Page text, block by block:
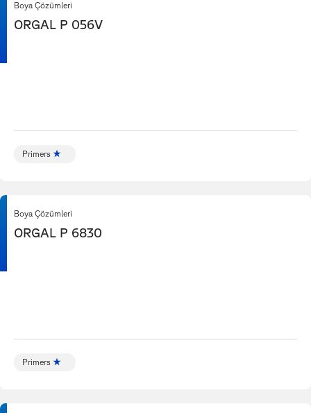
Boya Çözümleri
ORGAL P 056V
Primers
Boya Çözümleri
ORGAL P 6830
Primers